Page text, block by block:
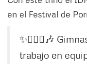
en el Festival de
✨🤸🏼‍♀️🎶
trabajo en